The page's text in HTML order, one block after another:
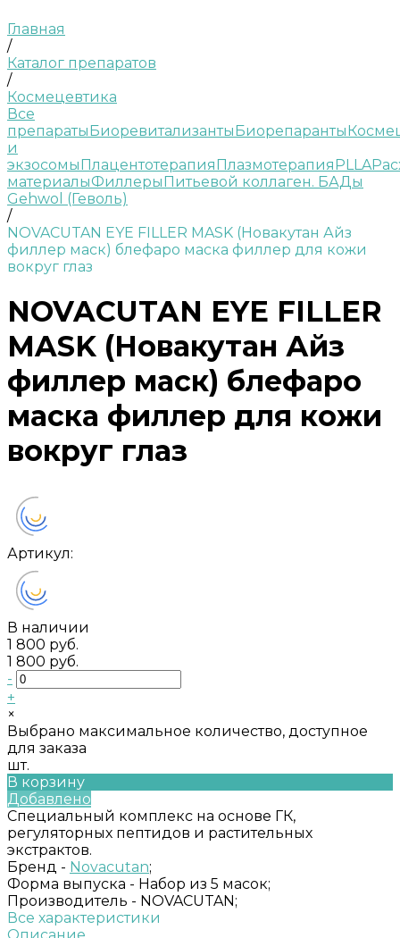
Главная
/
Каталог препаратов
/
Космецевтика
Все
препаратыБиоревитализантыБиорепаранты
и
экзосомыПлацентотерапияПлазмотерапияPLLA
материалыФиллерыПитьевой коллаген. БАДы
Gehwol (Геволь)
/
NOVACUTAN EYE FILLER MASK (Новакутан Айз
филлер маск) блефаро маска филлер для кожи
вокруг глаз
NOVACUTAN EYE FILLER
MASK (Новакутан Айз
филлер маск) блефаро
маска филлер для кожи
вокруг глаз
Артикул:
В наличии
1 800 руб.
1 800 руб.
-
+
×
Выбрано максимальное количество, доступное
для заказа
шт.
В корзину
Добавлено
Специальный комплекс на основе ГК,
регуляторных пептидов и растительных
экстрактов.
Бренд - Novacutan;
Форма выпуска - Набор из 5 масок;
Производитель - NOVACUTAN;
Все характеристики